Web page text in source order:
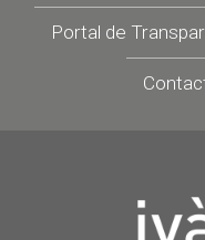
Portal de